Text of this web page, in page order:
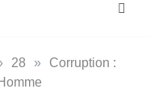
28 »
Corruption :